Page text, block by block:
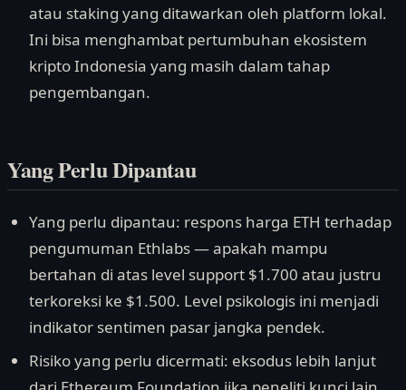
atau staking yang ditawarkan oleh platform lokal.
Ini bisa menghambat pertumbuhan ekosistem
kripto Indonesia yang masih dalam tahap
pengembangan.
Yang Perlu Dipantau
Yang perlu dipantau: respons harga ETH terhadap
pengumuman Ethlabs — apakah mampu
bertahan di atas level support $1.700 atau justru
terkoreksi ke $1.500. Level psikologis ini menjadi
indikator sentimen pasar jangka pendek.
Risiko yang perlu dicermati: eksodus lebih lanjut